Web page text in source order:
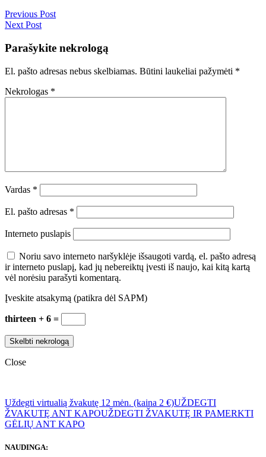
Previous Post
Next Post
Parašykite nekrologą
El. pašto adresas nebus skelbiamas. Būtini laukeliai pažymėti *
Nekrologas *
Vardas *
El. pašto adresas *
Interneto puslapis
Noriu savo interneto naršyklėje išsaugoti vardą, el. pašto adresą
ir interneto puslapį, kad jų nebereiktų įvesti iš naujo, kai kitą kartą
vėl norėsiu parašyti komentarą.
Įveskite atsakymą (patikra dėl SAPM)
thirteen + 6 =
Close
Uždegti virtualią žvakutę 12 mėn. (kaina 2 €)UŽDEGTI
ŽVAKUTĘ ANT KAPOUŽDEGTI ŽVAKUTĘ IR PAMERKTI
GĖLIŲ ANT KAPO
NAUDINGA: